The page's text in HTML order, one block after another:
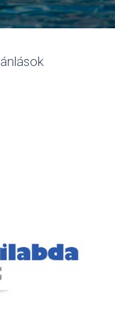
I